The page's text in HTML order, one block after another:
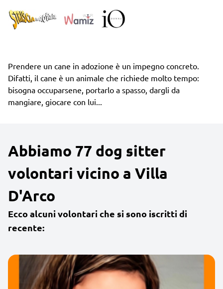
Prendere un cane in adozione è un impegno concreto.
Difatti, il cane è un animale che richiede molto tempo:
bisogna occuparsene, portarlo a spasso, dargli da
mangiare, giocare con lui...
Abbiamo 77 dog sitter
volontari vicino a Villa
D'Arco
Ecco alcuni volontari che si sono iscritti di
recente: